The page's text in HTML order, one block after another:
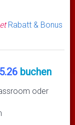
Rabatt & Bonus
buchen
oder